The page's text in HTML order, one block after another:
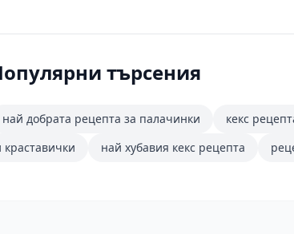
търсения
най добрата рецепта за палачинки кекс
краставички
най хубавия кекс рецепта